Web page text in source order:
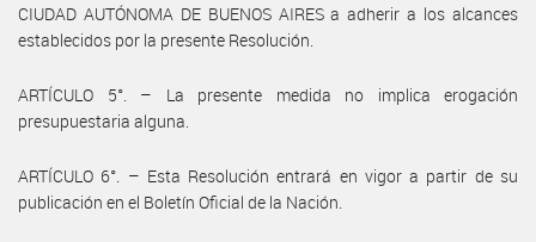
CIUDAD AUTÓNOMA DE BUENOS AIRES a adherir a los alcances
establecidos por la presente Resolución.
ARTÍCULO 5°. – La presente medida no implica erogación
presupuestaria alguna.
ARTÍCULO 6°. – Esta Resolución entrará en vigor a partir de su
publicación en el Boletín Oficial de la Nación.